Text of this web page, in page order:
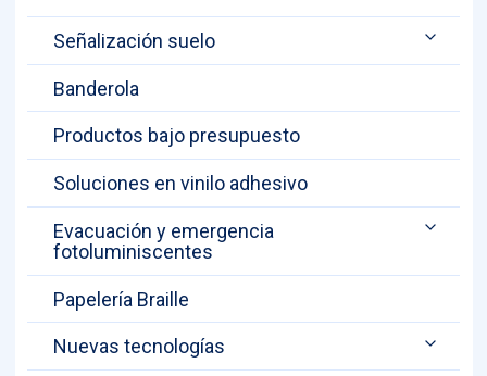
Señalización suelo
Banderola
Productos bajo presupuesto
Soluciones en vinilo adhesivo
Evacuación y emergencia
fotoluminiscentes
Papelería Braille
Nuevas tecnologías